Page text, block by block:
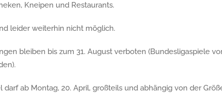
Kneipen und Restaurants.
leider weiterhin nicht möglich.
bleiben bis zum 31. August verboten (Bundesligaspiele
darf ab Montag, 20. April, großteils und abhängig von der